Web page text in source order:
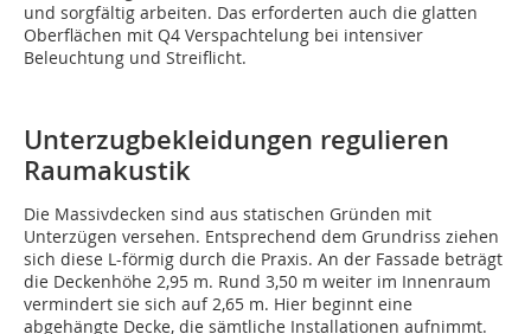
und sorgfältig arbeiten. Das erforderten auch die glatten
Oberflächen mit Q4 Verspachtelung bei intensiver
Beleuchtung und Streiflicht.
Unterzugbekleidungen regulieren
Raumakustik
Die Massivdecken sind aus statischen Gründen mit
Unterzügen versehen. Entsprechend dem Grundriss ziehen
sich diese L-förmig durch die Praxis. An der Fassade beträgt
die Deckenhöhe 2,95 m. Rund 3,50 m weiter im Innenraum
vermindert sie sich auf 2,65 m. Hier beginnt eine
abgehängte Decke, die sämtliche Installationen aufnimmt.